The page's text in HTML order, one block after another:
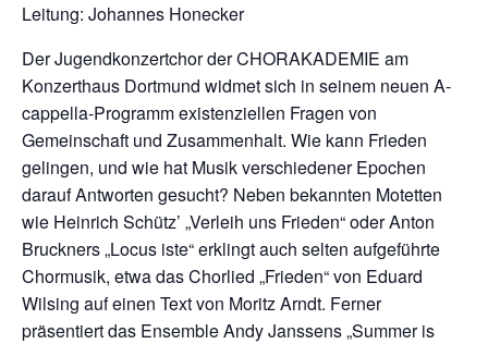
Leitung: Johannes Honecker
Der Jugendkonzertchor der CHORAKADEMIE am
Konzerthaus Dortmund widmet sich in seinem neuen A-
cappella-Programm existenziellen Fragen von
Gemeinschaft und Zusammenhalt. Wie kann Frieden
gelingen, und wie hat Musik verschiedener Epochen
darauf Antworten gesucht? Neben bekannten Motetten
wie Heinrich Schütz’ „Verleih uns Frieden“ oder Anton
Bruckners „Locus iste“ erklingt auch selten aufgeführte
Chormusik, etwa das Chorlied „Frieden“ von Eduard
Wilsing auf einen Text von Moritz Arndt. Ferner
präsentiert das Ensemble Andy Janssens „Summer is